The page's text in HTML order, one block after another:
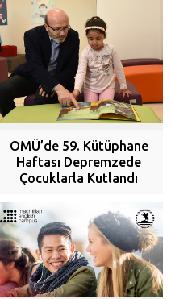
OMÜ’de 59. Kütüphane
Haftası Depremzede
Çocuklarla Kutlandı